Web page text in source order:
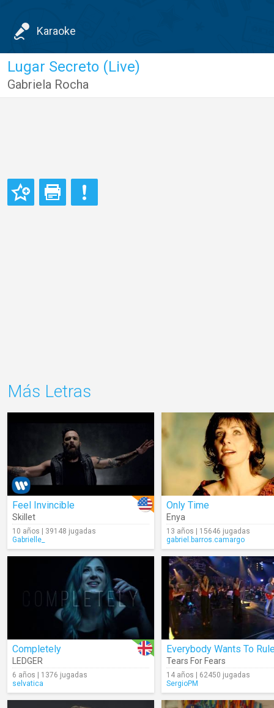
Karaoke
Lugar Secreto (Live)
Gabriela Rocha
Más Letras
Feel Invincible
Skillet
10 años | 39148 jugadas
Gabrielle_
Only Time
Enya
13 años | 15646 jugadas
gabriel.barros.camargo
Completely
LEDGER
6 años | 1376 jugadas
selvatica
Tears For Fears
14 años | 62450 jugadas
SergioPM